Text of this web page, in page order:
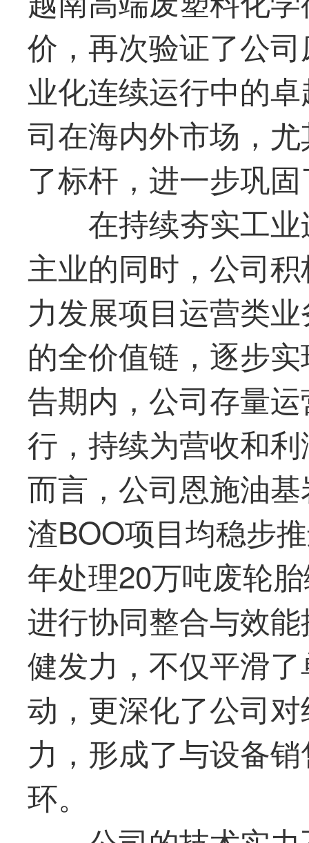
价，再次验证了公
业化连续运行中的
司在海内外市场，
了标杆，进一步巩
在持续夯实工
主业的同时，公司
力发展项目运营类
的全价值链，逐步
告期内，公司存量
行，持续为营收和
而言，公司恩施油
渣BOO项目均稳步
年处理20万吨废轮
进行协同整合与效
健发力，不仅平滑
动，更深化了公司
力，形成了与设备
环。